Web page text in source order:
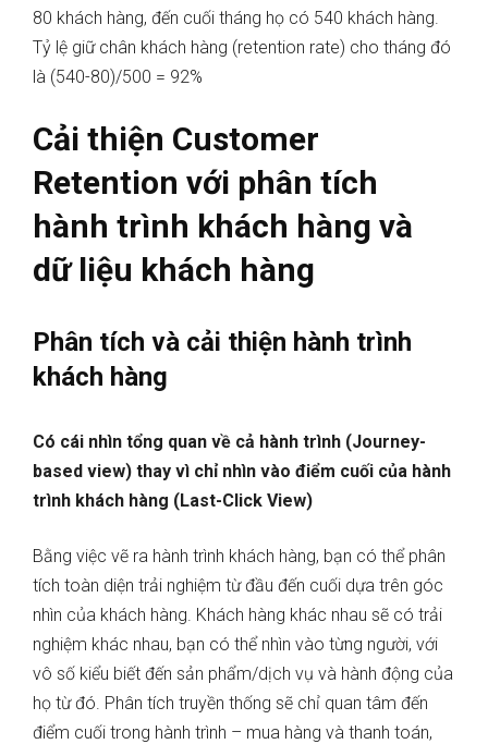
80 khách hàng, đến cuối tháng họ có 540 khách hàng.
Tỷ lệ giữ chân khách hàng (retention rate) cho tháng đó
là (540-80)/500 = 92%
Cải thiện Customer
Retention với phân tích
hành trình khách hàng và
dữ liệu khách hàng
Phân tích và cải thiện hành trình
khách hàng
Có cái nhìn tổng quan về cả hành trình (Journey-
based view) thay vì chỉ nhìn vào điểm cuối của hành
trình khách hàng (Last-Click View)
Bằng việc vẽ ra hành trình khách hàng, bạn có thể phân
tích toàn diện trải nghiệm từ đầu đến cuối dựa trên góc
nhìn của khách hàng. Khách hàng khác nhau sẽ có trải
nghiệm khác nhau, bạn có thể nhìn vào từng người, với
vô số kiểu biết đến sản phẩm/dịch vụ và hành động của
họ từ đó. Phân tích truyền thống sẽ chỉ quan tâm đến
điểm cuối trong hành trình – mua hàng và thanh toán,